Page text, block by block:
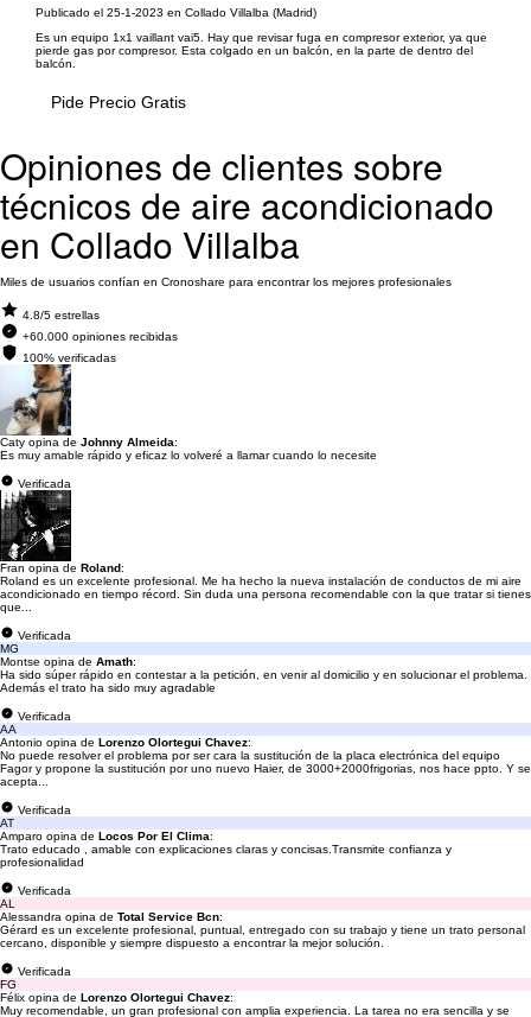
Publicado el 25-1-2023 en Collado Villalba (Madrid)
Es un equipo 1x1 vaillant vai5. Hay que revisar fuga en compresor exterior, ya que
pierde gas por compresor. Esta colgado en un balcón, en la parte de dentro del
balcón.
Pide Precio Gratis
Opiniones de clientes sobre
técnicos de aire acondicionado
en Collado Villalba
Miles de usuarios confían en Cronoshare para encontrar los mejores profesionales
4.8/5 estrellas
+60.000 opiniones recibidas
100% verificadas
Caty opina de Johnny Almeida:
Es muy amable rápido y eficaz lo volveré a llamar cuando lo necesite
Verificada
Fran opina de Roland:
Roland es un excelente profesional. Me ha hecho la nueva instalación de conductos de mi aire
acondicionado en tiempo récord. Sin duda una persona recomendable con la que tratar si tienes
que...
Verificada
MG
Montse opina de Amath:
Ha sido súper rápido en contestar a la petición, en venir al domicilio y en solucionar el problema.
Además el trato ha sido muy agradable
Verificada
AA
Antonio opina de Lorenzo Olortegui Chavez:
No puede resolver el problema por ser cara la sustitución de la placa electrónica del equipo
Fagor y propone la sustitución por uno nuevo Haier, de 3000+2000frigorias, nos hace ppto. Y se
acepta...
Verificada
AT
Amparo opina de Locos Por El Clima:
Trato educado , amable con explicaciones claras y concisas.Transmite confianza y
profesionalidad
Verificada
AL
Alessandra opina de Total Service Bcn:
Gérard es un excelente profesional, puntual, entregado con su trabajo y tiene un trato personal
cercano, disponible y siempre dispuesto a encontrar la mejor solución.
Verificada
FG
Félix opina de Lorenzo Olortegui Chavez:
Muy recomendable, un gran profesional con amplia experiencia. La tarea no era sencilla y se